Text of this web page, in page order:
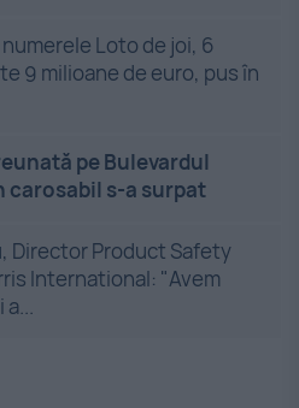
Loto de joi, 6
9 milioane de euro, pus în
pe Bulevardul
carosabil s-a surpat
Director Product Safety
International: "Avem